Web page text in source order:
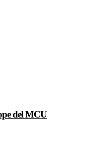
del MCU